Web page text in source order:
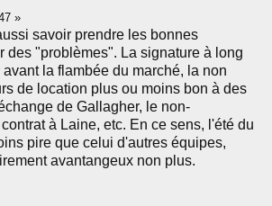
»
savoir prendre les bonnes
des "problèmes". La signature à long
la flambée du marché, la non
de location plus ou moins bon à des
de Gallagher, le non-
à Laine, etc. En ce sens, l'été du
pire que celui d'autres équipes,
avantangeux non plus.